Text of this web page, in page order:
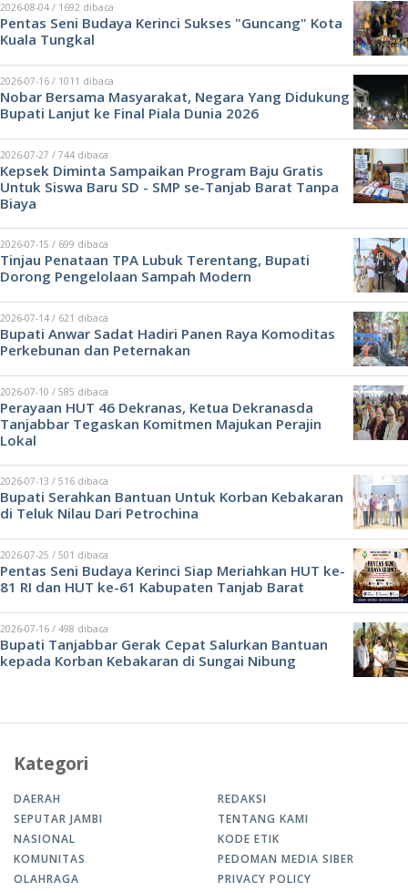
2026-08-04 / 1692 dibaca
Pentas Seni Budaya Kerinci Sukses "Guncang" Kota
Kuala Tungkal
2026-07-16 / 1011 dibaca
Nobar Bersama Masyarakat, Negara Yang Didukung
Bupati Lanjut ke Final Piala Dunia 2026
2026-07-27 / 744 dibaca
Kepsek Diminta Sampaikan Program Baju Gratis
Untuk Siswa Baru SD - SMP se-Tanjab Barat Tanpa
Biaya
2026-07-15 / 699 dibaca
Tinjau Penataan TPA Lubuk Terentang, Bupati
Dorong Pengelolaan Sampah Modern
2026-07-14 / 621 dibaca
Bupati Anwar Sadat Hadiri Panen Raya Komoditas
Perkebunan dan Peternakan
2026-07-10 / 585 dibaca
Perayaan HUT 46 Dekranas, Ketua Dekranasda
Tanjabbar Tegaskan Komitmen Majukan Perajin
Lokal
2026-07-13 / 516 dibaca
Bupati Serahkan Bantuan Untuk Korban Kebakaran
di Teluk Nilau Dari Petrochina
2026-07-25 / 501 dibaca
Pentas Seni Budaya Kerinci Siap Meriahkan HUT ke-
81 RI dan HUT ke-61 Kabupaten Tanjab Barat
2026-07-16 / 498 dibaca
Bupati Tanjabbar Gerak Cepat Salurkan Bantuan
kepada Korban Kebakaran di Sungai Nibung
Kategori
DAERAH
SEPUTAR JAMBI
NASIONAL
KOMUNITAS
OLAHRAGA
REDAKSI
TENTANG KAMI
KODE ETIK
PEDOMAN MEDIA SIBER
PRIVACY POLICY